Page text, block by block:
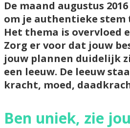
De maand augustus
om je authentieke stem
Het thema is overvloed
Zorg er voor dat jouw
jouw plannen duidelijk
een leeuw. De leeuw
kracht, moed,
Ben uniek, zie